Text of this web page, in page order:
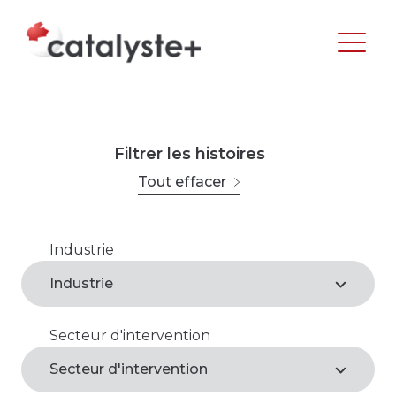
Filtrer les histoires
Tout effacer
Industrie
Industrie
Agroalimentaire
Arts, loisirs et culture
Secteur d'intervention
Secteur d'intervention
Agroalimentaire*